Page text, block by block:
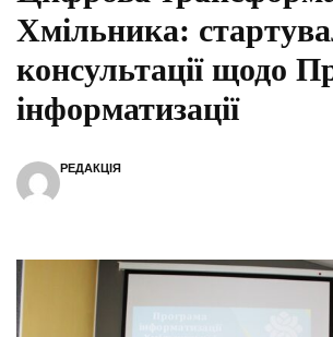
Хмільника:
консультації щодо
інформатизації
РЕДАКЦІЯ